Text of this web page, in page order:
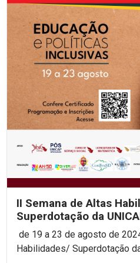
II Semana de Altas
Superdotação da
de 19 a 23 de agosto de 2024 II Semana de